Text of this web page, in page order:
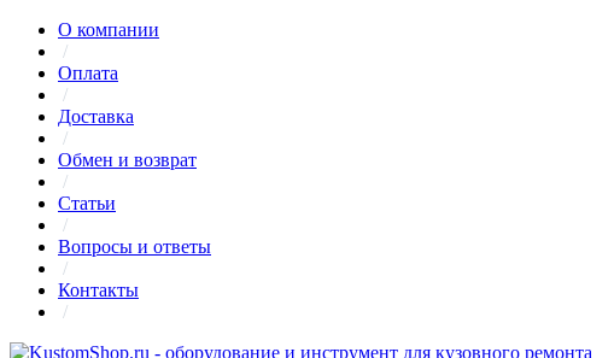
О компании
/
Оплата
/
Доставка
/
Обмен и возврат
/
Статьи
/
Вопросы и ответы
/
Контакты
/